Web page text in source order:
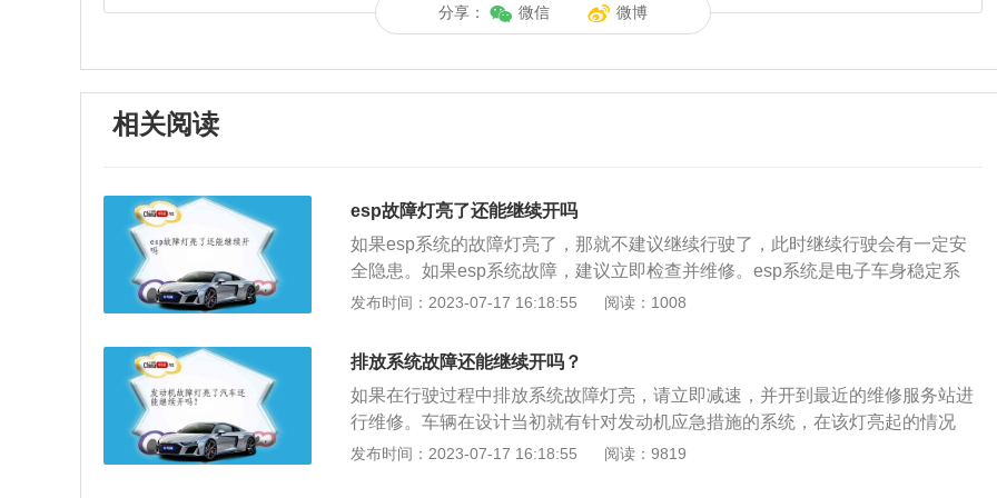
分享： 微信 微博
相关阅读
esp故障灯亮了还能继续开吗
如果esp系统的故障灯亮了，那就不建议继续行驶了，此时继续行驶会有一定安
全隐患。如果esp系统故障，建议立即检查并维修。esp系统是电子车身稳定系
统，这个系统对于汽车的行驶稳定性和行驶安全性来说是非常重要的。esp系统
故障。abs系统是几乎每一辆汽车都有的，abs是防抱死制动系统，这个系统可以
在紧急制动时防止车轮抱死。如果在紧急制动时车轮抱死了，那此时车轮就无法
给汽车提供牵引力了，此时汽车处于失控状态。如果在紧急制动时车轮抱死了，
那驾驶员既无法让汽车减速也无法控制汽车的行驶轨迹。所以工程师就研发了ab
s防抱死制动系统，这个系统可以在紧急制动时让车轮保持边滚边滑的状态，这样
发布时间：2023-07-17 16:18:55 阅读：1008
排放系统故障还能继续开吗？
如果在行驶过程中排放系统故障灯亮，请立即减速，并开到最近的维修服务站进
行维修。车辆在设计当初就有针对发动机应急措施的系统，在该灯亮起的情况
下，如果您继续行驶，请不要开的太快，过一段时间，排放控制将不能正常工
发布时间：2023-07-17 16:18:55 阅读：9819